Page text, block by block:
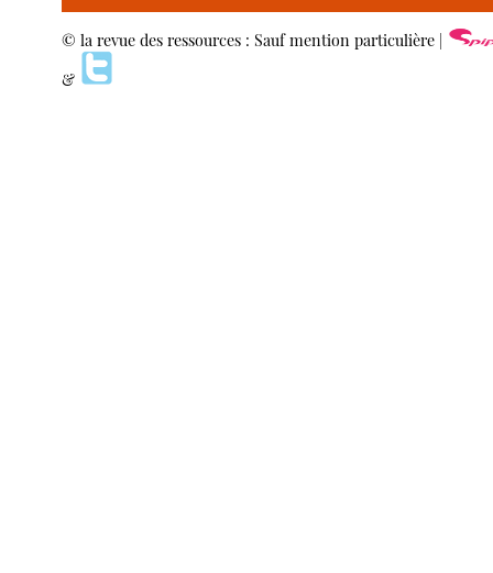
© la revue des ressources : Sauf mention particulière |
&